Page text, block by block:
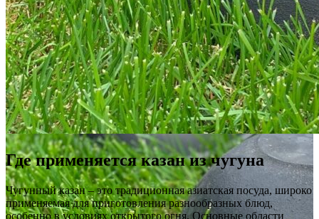
Где применяется казан из чугуна
Чугунный казан – это традиционная азиатская посуда, широко
применяемая для приготовления разнообразных блюд,
особенно в условиях открытого огня. Основные области